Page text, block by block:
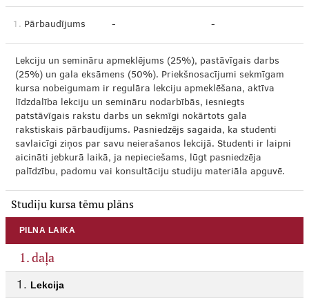
1. Pārbaudījums - -
Lekciju un semināru apmeklējums (25%), pastāvīgais darbs
(25%) un gala eksāmens (50%). Priekšnosacījumi sekmīgam
kursa nobeigumam ir regulāra lekciju apmeklēšana, aktīva
līdzdalība lekciju un semināru nodarbībās, iesniegts
patstāvīgais rakstu darbs un sekmīgi nokārtots gala
rakstiskais pārbaudījums. Pasniedzējs sagaida, ka studenti
savlaicīgi ziņos par savu neierašanos lekcijā. Studenti ir laipni
aicināti jebkurā laikā, ja nepieciešams, lūgt pasniedzēja
palīdzību, padomu vai konsultāciju studiju materiāla apguvē.
Studiju kursa tēmu plāns
PILNA LAIKA
1. daļa
Lekcija